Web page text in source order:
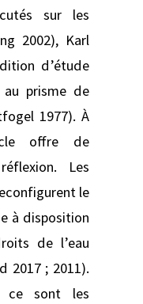
sur les
2002), Karl
d’étude
prisme de
1977). À
offre de
Les
le
à disposition
de l’eau
2017 ; 2011).
ce sont les